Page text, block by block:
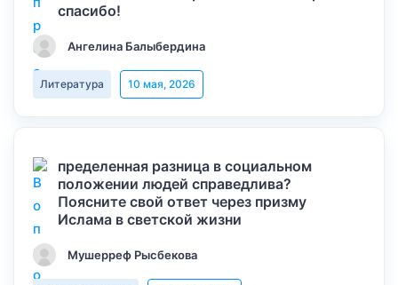
спасибо!
Ангелина Балыбердина
Литература 10 мая, 2026
пределенная разница в социальном
положении людей справедлива?
Поясните свой ответ через призму
Ислама в светской жизни
Мушерреф Рысбекова